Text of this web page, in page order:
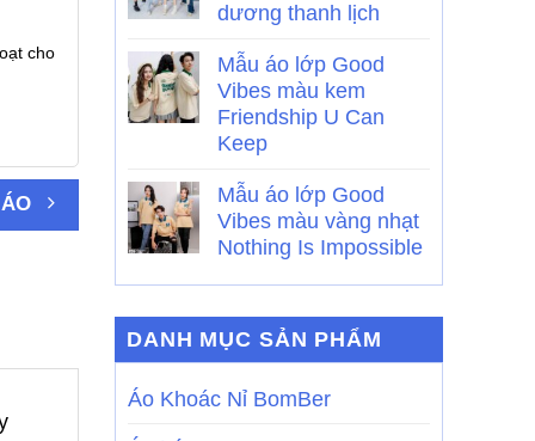
cho
dương thanh lịch
Mẫu áo lớp Good
Vibes màu kem
Friendship U Can
Keep
Mẫu áo lớp Good
Vibes màu vàng nhạt
Nothing Is Impossible
DANH MỤC SẢN PHẨM
Áo Khoác Nỉ BomBer